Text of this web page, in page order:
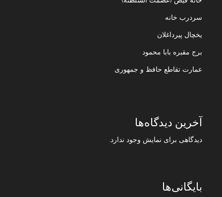
سردرب خانه
یخچال پیرداغلان
برج مقبره بابا محمود
عمارت تقاطع حافظ و جمهوری
آخرین دیدگاه‌ها
دیدگاهی برای نمایش وجود ندارد.
بایگانی‌ها